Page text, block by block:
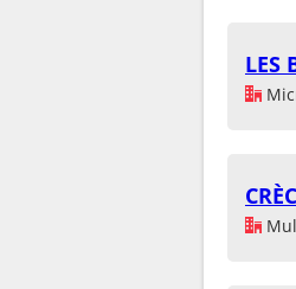
LES